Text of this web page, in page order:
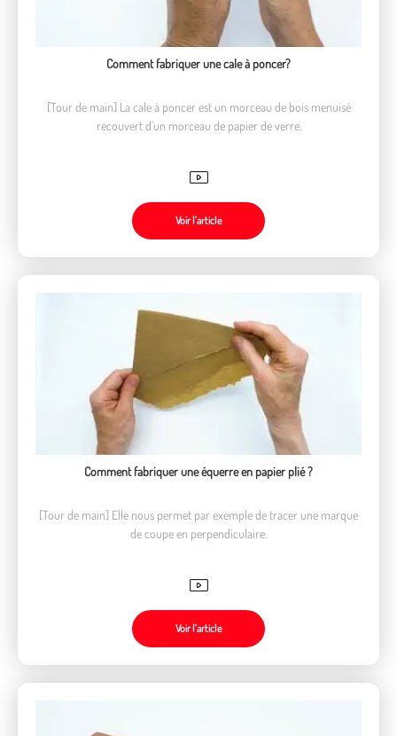
Comment fabriquer une cale à poncer?
[Tour de main] La cale à poncer est un morceau de bois menuisé
recouvert d'un morceau de papier de verre.
Voir l’article
Comment fabriquer une équerre en papier plié ?
[Tour de main] Elle nous permet par exemple de tracer une marque
de coupe en perpendiculaire.
Voir l’article